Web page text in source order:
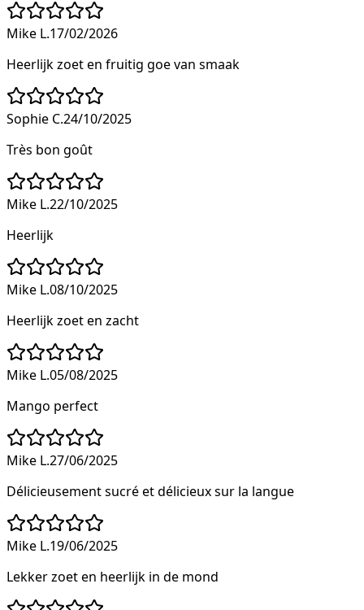
Mike L.17/02/2026
Heerlijk zoet en fruitig goe van smaak
Sophie C.24/10/2025
Très bon goût
Mike L.22/10/2025
Heerlijk
Mike L.08/10/2025
Heerlijk zoet en zacht
Mike L.05/08/2025
Mango perfect
Mike L.27/06/2025
Délicieusement sucré et délicieux sur la langue
Mike L.19/06/2025
Lekker zoet en heerlijk in de mond